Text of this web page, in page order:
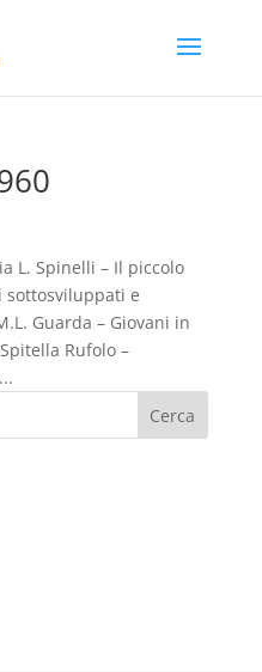
L. Spinelli – Il piccolo
sottosviluppati e
Guarda – Giovani in
Rufolo –